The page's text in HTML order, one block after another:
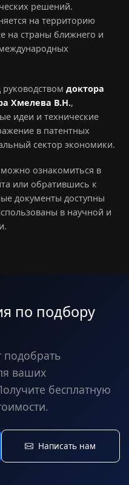
решений.
на территорию
на страны ближнего и
доктора
Хмелева В.Н.,
идеи и технические
в патентных
сектор экономики.
ознакомиться в
или обратившись к
документы доступны
в научной и
по подбору
ваших
бесплатную
Написать нам